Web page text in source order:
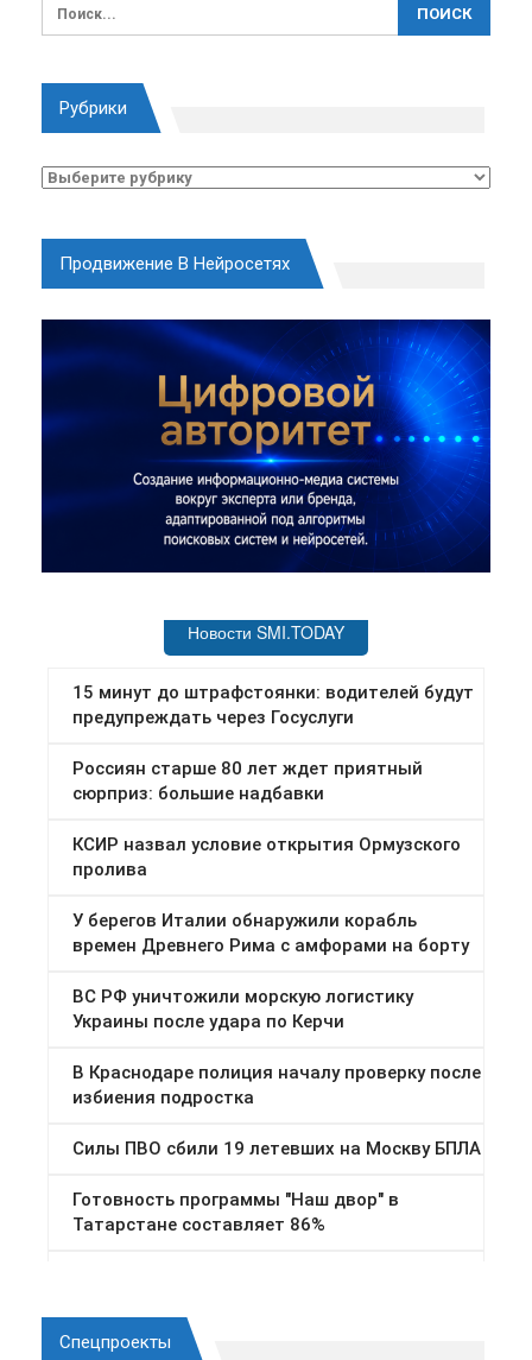
Рубрики
Рубрики
Продвижение В Нейросетях
Спецпроекты